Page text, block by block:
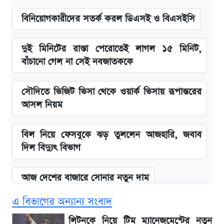
বিনিয়োগকারীদের সতর্ক করল ডিএসই ও বিএসইসি
দুই মিনিটের রাস্তা পেরোতেই লাগল ১৫ মিনিট,
বাঁচানো গেল না সেই নবজাতককে
সৌদিতে ভিজিট ভিসা থেকে ওয়ার্ক ভিসায় রূপান্তরের
আসল নিয়ম
বিল নিয়ে ফেসবুকে ঝড় তুললেন আজহারি, জবাব
দিল বিদ্যুৎ বিভাগ
আজ দেশের বাজারে সোনার নতুন দাম
'এমবাপ্পে বাংলাদেশে'—বড় ঘোষণার পর যা জানাল
সরকার
এ বিভাগের অন্যান্য সংবাদ
লিটনকে নিয়ে টিম ম্যানেজমেন্টের নতুন